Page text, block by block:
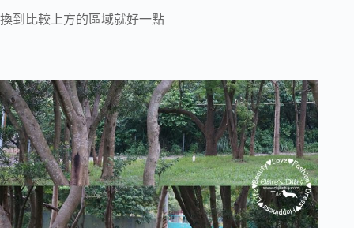
換到比較上方的區域就好一點